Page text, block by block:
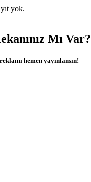
yok.
Mı Var?
hemen yayınlansın!